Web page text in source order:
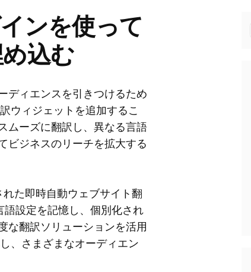
ンを使って
込む
ディエンスを引きつけるため
ウィジェットを追加するこ
ムーズに翻訳し、異なる言語
ビジネスのリーチを拡大する
た即時自動ウェブサイト翻
設定を記憶し、個別化され
な翻訳ソリューションを活用
、さまざまなオーディエン